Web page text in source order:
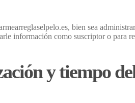
bien sea
información como suscriptor o para
y tiempo